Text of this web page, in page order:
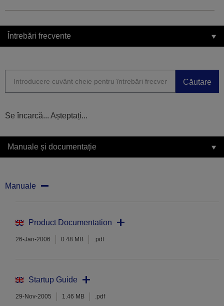
Întrebări frecvente
Căutare
Se încarcă... Așteptați...
Manuale și documentație
Manuale
Product Documentation
26-Jan-2006 0.48 MB .pdf
Startup Guide
29-Nov-2005 1.46 MB .pdf